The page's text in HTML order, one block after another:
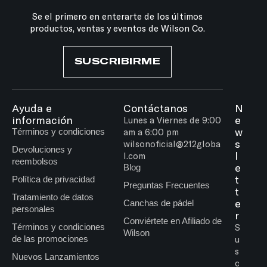
Se el primero en enterarte de los últimos
productos, ventas y eventos de Wilson Co.
SUSCRIBIRME
Ayuda e
información
Términos y condiciones
Devoluciones y
reembolsos
Política de privacidad
Tratamiento de datos
personales
Términos y condiciones
de las promociones
Nuevos Lanzamientos
Contáctanos
Lunes a Viernes de 9:00
am a 6:00 pm
wilsonoficial@212globa
l.com
Blog
Preguntas Frecuentes
Canchas de pádel
Conviértete en Afiliado de
Wilson
N
e
w
s
l
e
t
t
e
r
S
u
s
c